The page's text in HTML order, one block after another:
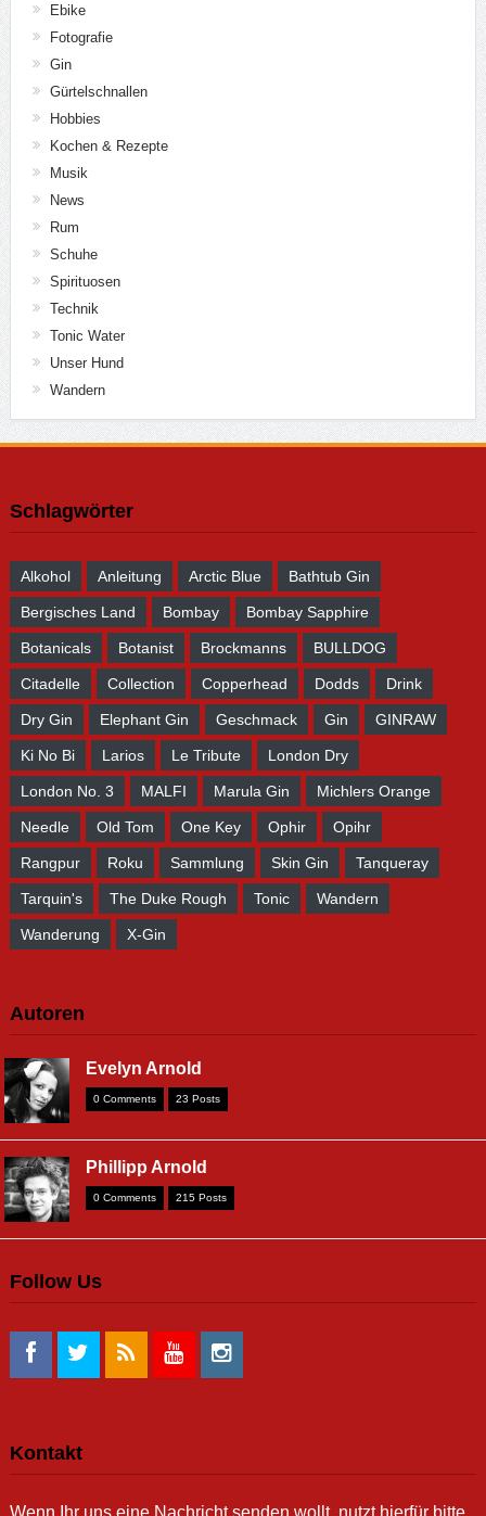
Ebike
Fotografie
Gin
Gürtelschnallen
Hobbies
Kochen & Rezepte
Musik
News
Rum
Schuhe
Spirituosen
Technik
Tonic Water
Unser Hund
Wandern
Schlagwörter
Alkohol Anleitung Arctic Blue Bathtub Gin
Bergisches Land Bombay Bombay Sapphire
Botanicals Botanist Brockmanns BULLDOG
Citadelle Collection Copperhead Dodds Drink
Dry Gin Elephant Gin Geschmack Gin GINRAW
Ki No Bi Larios Le Tribute London Dry
London No. 3 MALFI Marula Gin Michlers Orange
Needle Old Tom One Key Ophir Opihr
Rangpur Roku Sammlung Skin Gin Tanqueray
Tarquin's The Duke Rough Tonic Wandern
Wanderung X-Gin
Autoren
Evelyn Arnold
0 Comments 23 Posts
Phillipp Arnold
0 Comments 215 Posts
Follow Us
Kontakt